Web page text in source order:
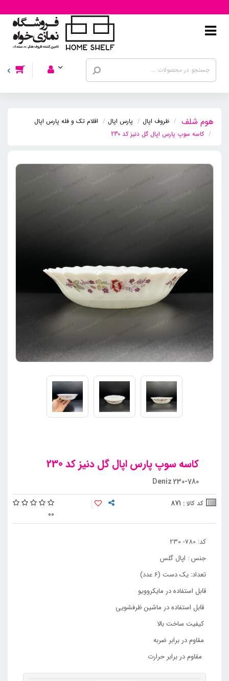
ظروف اپال پارس اپال
اقلام تک و فله پارس اپال
کاسه سوپ پارس اپال گل دنیز کد 230
کاسه سوپ پارس اپال گل دنیز کد 230
Deniz 230-780
کد کالا : 871
00
کد: 780- 230
جنس : اپال گلس
تعداد: یک دست (6 عدد)
قابل استفاده در مایکروویو
قابل استفاده در ماشین ظرفشویی
کیفیت ساخت بالا
مقاوم در برابر ضربه
مقاوم در برابر حرارت